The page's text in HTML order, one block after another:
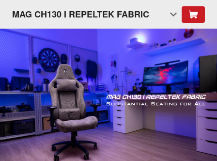
MAG CH130 I REPELTEK FABRIC